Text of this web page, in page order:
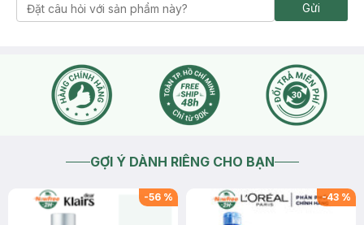
Gửi
GỢI Ý DÀNH RIÊNG CHO BẠN
-56 % -43 %